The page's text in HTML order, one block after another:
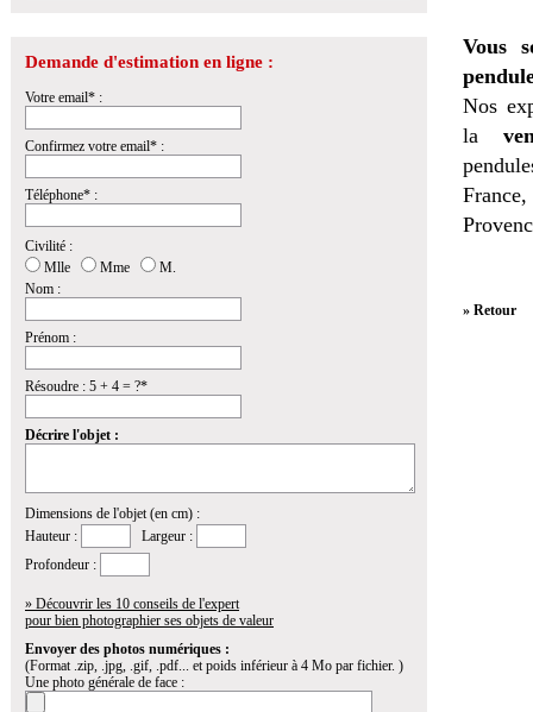
Demande d'estimation en ligne :
Votre email* :
Confirmez votre email* :
Téléphone* :
Civilité :
Mlle
Mme
M.
Nom :
Prénom :
Résoudre : 5 + 4 = ?*
Décrire l'objet :
Dimensions de l'objet (en cm) :
Hauteur :
Largeur :
Profondeur :
» Découvrir les 10 conseils de l'expert
pour bien photographier ses objets de valeur
Envoyer des photos numériques :
(Format .zip, .jpg, .gif, .pdf... et poids inférieur à 4 Mo par fichier. )
Une photo générale de face :
Vous
Nos
la
» Retour